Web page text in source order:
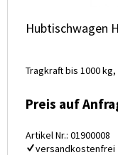
Hubtischwagen
Tragkraft bis 1000
Preis auf
Artikel Nr.: 01900008
versandkostenfrei